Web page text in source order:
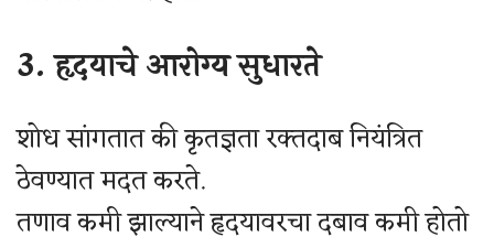
3. हृदयाचे आरोग्य सुधारते
शोध सांगतात की कृतज्ञता रक्तदाब नियंत्रित
ठेवण्यात मदत करते.
तणाव कमी झाल्याने हृदयावरचा दबाव कमी होतो